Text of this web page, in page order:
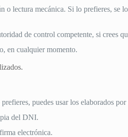
lectura mecánica. Si lo prefieres, se
de control competente, si crees
en cualquier momento.
puedes usar los elaborados
del DNI.
electrónica.